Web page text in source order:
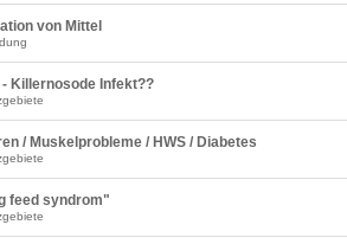
von Mittel
- Killernosode Infekt??
/ Muskelprobleme / HWS / Diabetes
feed syndrom"